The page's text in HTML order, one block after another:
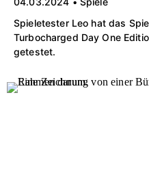
Spieletester Leo hat das
Turbocharged Day One
getestet.